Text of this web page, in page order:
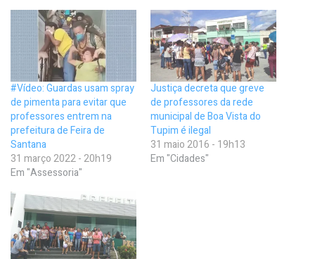
#Vídeo: Guardas usam spray
de pimenta para evitar que
professores entrem na
prefeitura de Feira de
Santana
31 março 2022 - 20h19
Em "Assessoria"
Justiça decreta que greve
de professores da rede
municipal de Boa Vista do
Tupim é ilegal
31 maio 2016 - 19h13
Em "Cidades"